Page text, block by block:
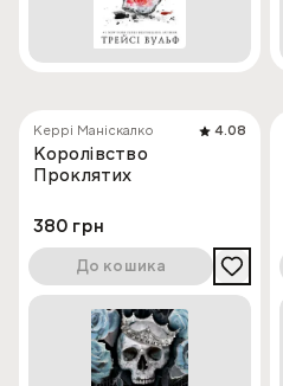
Керрі Маніскалко 4.08
Королівство
Проклятих
380 грн
До кошика